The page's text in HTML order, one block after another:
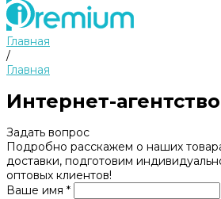
Главная
/
Главная
Интернет-агентство
Задать вопрос
Подробно расскажем о наших
доставки, подготовим
оптовых клиентов!
Ваше имя *